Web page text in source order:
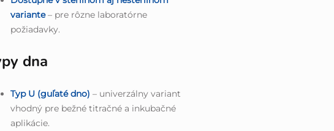
variante– pre rôzne laboratórne
požiadavky.
dna
Typ U (guľaté dno) – univerzálny variant
vhodný pre bežné titračné a inkubačné
aplikácie.